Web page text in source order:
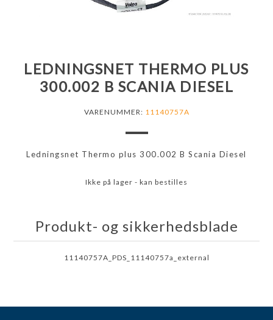
LEDNINGSNET THERMO PLUS
300.002 B SCANIA DIESEL
VARENUMMER: 11140757A
Ledningsnet Thermo plus 300.002 B Scania Diesel
Ikke på lager - kan bestilles
Produkt- og sikkerhedsblade
11140757A_PDS_11140757a_external